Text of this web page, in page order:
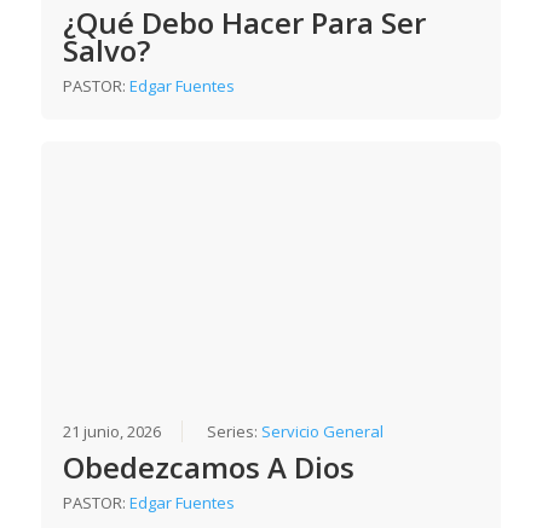
¿Qué Debo Hacer Para Ser
Salvo?
PASTOR: Edgar Fuentes
21 junio, 2026 Series: Servicio General
Obedezcamos A Dios
PASTOR: Edgar Fuentes